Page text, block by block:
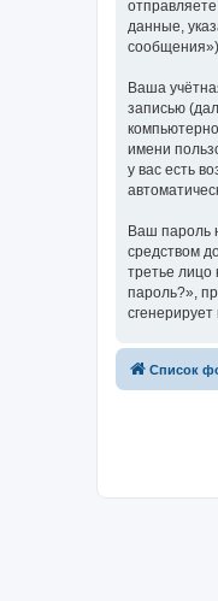
данные,
сообщения»).
Ваша
записью
имени
у вас есть
Ваш пароль
средством
третье лицо
пароль?»,
Список